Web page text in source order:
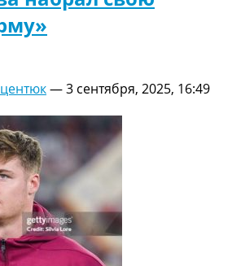
—3 сентября, 2025, 16:49